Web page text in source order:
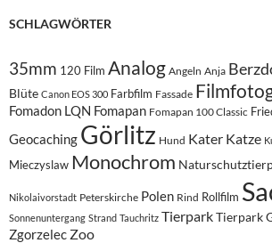
SCHLAGWÖRTER
35mm 120 Film Analog Angeln Anja
Blüte Canon EOS 300 Farbfilm Fassade
Fomadon LQN Fomapan Fomapan 100 Classic
Geocaching Görlitz Hund Kater Katze
Mieczyslaw Monochrom
Nikolaivorstadt Peterskirche Polen Rind Rollfilm
Sonnenuntergang Strand Tauchritz TierparkTierpark
Zgorzelec Zoo